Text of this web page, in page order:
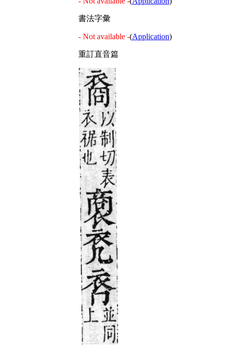
書法字彙
- Not available -(Application)
重訂直音篇